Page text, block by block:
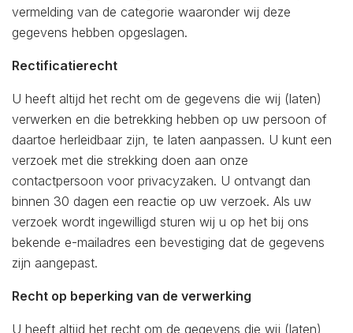
vermelding van de categorie waaronder wij deze
gegevens hebben opgeslagen.
Rectificatierecht
U heeft altijd het recht om de gegevens die wij (laten)
verwerken en die betrekking hebben op uw persoon of
daartoe herleidbaar zijn, te laten aanpassen. U kunt een
verzoek met die strekking doen aan onze
contactpersoon voor privacyzaken. U ontvangt dan
binnen 30 dagen een reactie op uw verzoek. Als uw
verzoek wordt ingewilligd sturen wij u op het bij ons
bekende e-mailadres een bevestiging dat de gegevens
zijn aangepast.
Recht op beperking van de verwerking
U heeft altijd het recht om de gegevens die wij (laten)